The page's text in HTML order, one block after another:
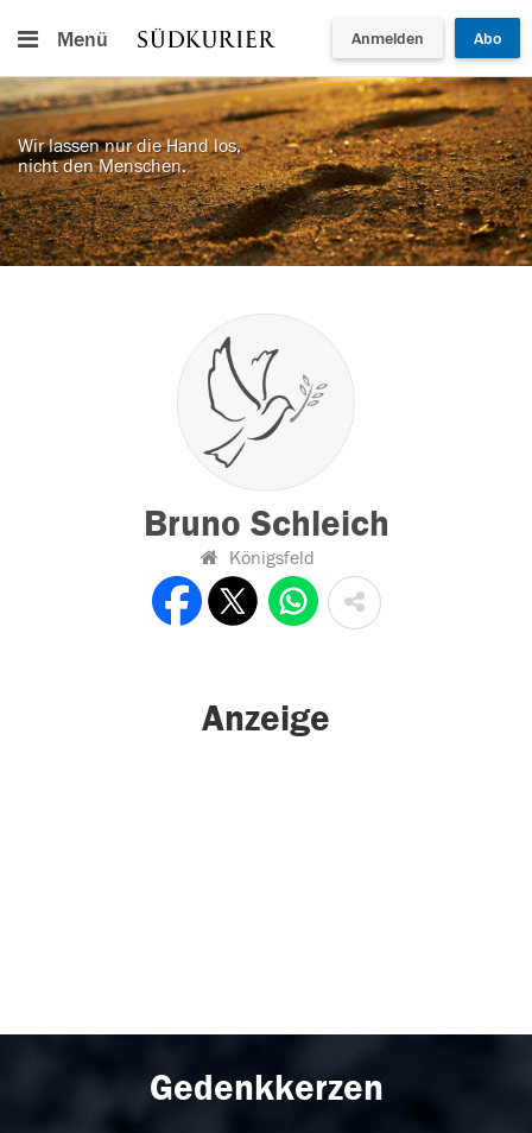
Menü Anmelden Abo
Wir lassen nur die Hand los,
nicht den Menschen.
Bruno Schleich
Königsfeld
Anzeige
Gedenkkerzen